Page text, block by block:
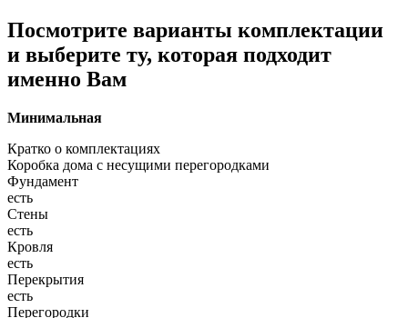
Посмотрите варианты комплектации
и выберите ту, которая подходит
именно Вам
Минимальная
Кратко о комплектациях
Коробка дома с несущими перегородками
Фундамент
есть
Стены
есть
Кровля
есть
Перекрытия
есть
Перегородки